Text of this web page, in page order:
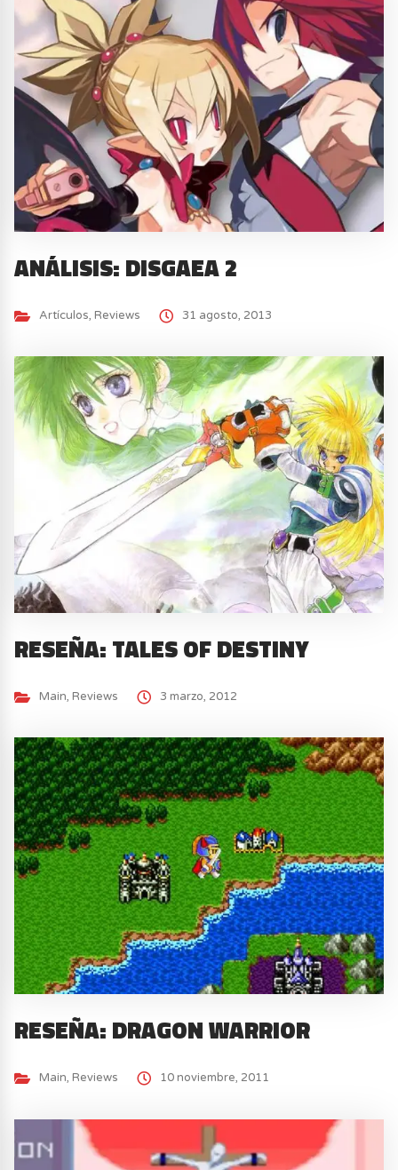
ANÁLISIS: DISGAEA 2
Artículos, Reviews 31 agosto, 2013
RESEÑA: TALES OF DESTINY
Main, Reviews 3 marzo, 2012
RESEÑA: DRAGON WARRIOR
Main, Reviews 10 noviembre, 2011